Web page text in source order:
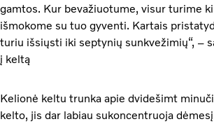
gamtos. Kur bevažiuotume, visur turime
išmokome su tuo gyventi. Kartais
turiu išsiųsti iki septynių sunkvežimių“, –
į keltą
Kelionė keltu trunka apie dvidešimt
kelto, jis dar labiau sukoncentruoja